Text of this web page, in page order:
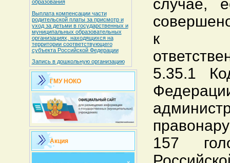
образования
Выплата компенсации части
родительской платы за присмотр и
уход за детьми в государственных и
муниципальных образовательных
организациях, находящихся на
территории соответствующего
субъекта Российской Федерации
Запись в дошкольную организацию
ГМУ НОКО
Акция
случае,
к
5.35.1
157